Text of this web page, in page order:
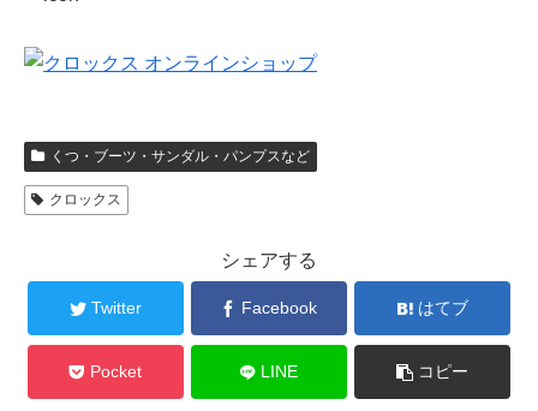
くつ・ブーツ・サンダル・パンプスなど
クロックス
シェアする
Twitter Facebook はてブ
Pocket LINE コピー